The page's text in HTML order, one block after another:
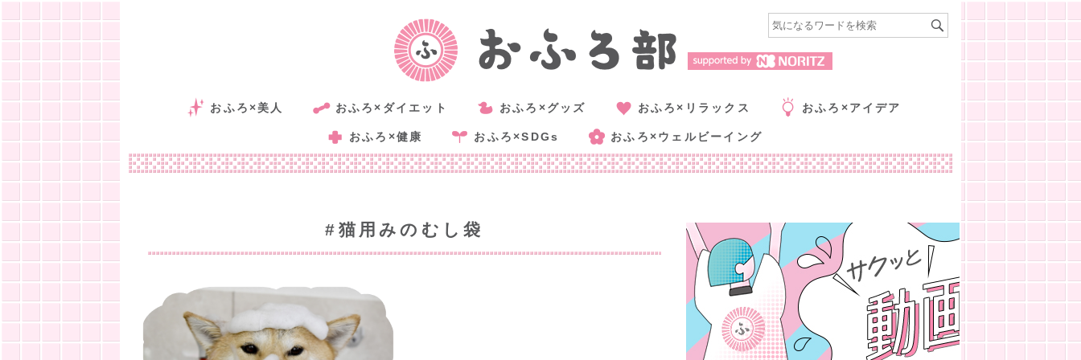
おふろ×美人 おふろ×ダイエット おふろ×グッズ おふろ×リラックス おふろ×アイデア
おふろ×健康 おふろ×SDGs おふろ×ウェルビーイング
#猫用みのむし袋